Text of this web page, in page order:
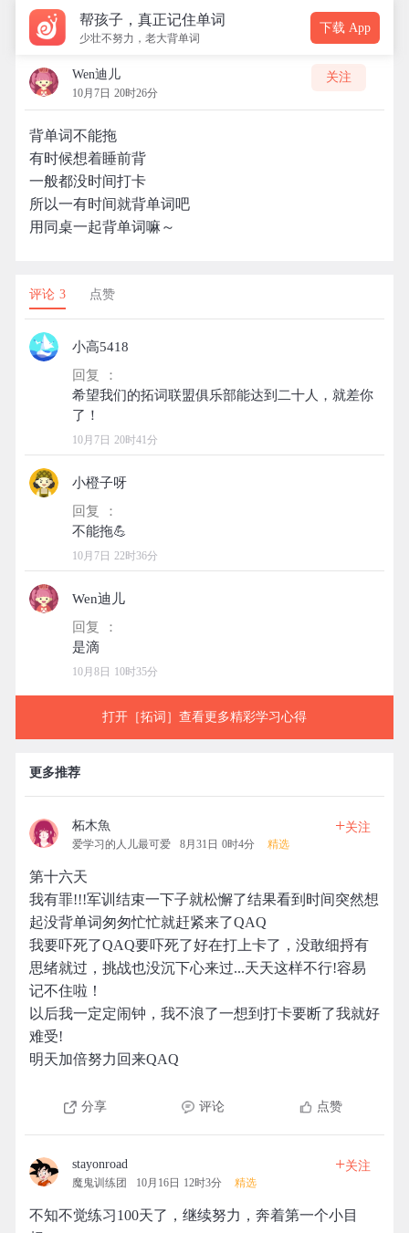
帮孩子，真正记住单词
少壮不努力，老大背单词
下载 App
Wen迪儿
10月7日 20时26分
关注
背单词不能拖
有时候想着睡前背
一般都没时间打卡
所以一有时间就背单词吧
用同桌一起背单词嘛～
评论 3 点赞
小高5418
回复 ：
希望我们的拓词联盟俱乐部能达到二十人，就差你
10月7日 20时41分
小橙子呀
回复 ：
10月7日 22时36分
Wen迪儿
回复 ：
10月8日 10时35分
打开［拓词］查看更多精彩学习心得
更多推荐
柘木魚
爱学习的人儿最可爱 8月31日 0时4分 精选
+关注
第十六天
我有罪!!!军训结束一下子就松懈了结果看到时间突然想
起没背单词匆匆忙忙就赶紧来了QAQ
我要吓死了QAQ要吓死了好在打上卡了，没敢细捋有
思绪就过，挑战也没沉下心来过...天天这样不行!容易
记不住啦！
以后我一定定闹钟，我不浪了一想到打卡要断了我就好
难受!
明天加倍努力回来QAQ
分享 评论 点赞
stayonroad
魔鬼训练团 10月16日 12时3分 精选
+关注
不知不觉练习100天了，继续努力，奔着第一个小目